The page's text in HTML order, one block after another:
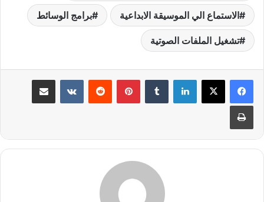
الاستماع الي الموسيقة الابداعية برامج الوسائط
تشغيل الملفات الصوتية
لينكدإن بينتيريست مشاركة عبر البريد
طباعة